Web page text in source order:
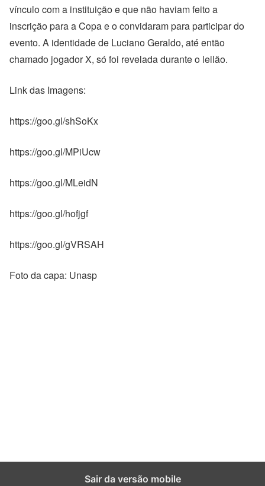
vínculo com a instituição e que não haviam feito a
inscrição para a Copa e o convidaram para participar do
evento. A identidade de Luciano Geraldo, até então
chamado jogador X, só foi revelada durante o leilão.
Link das Imagens:
https://goo.gl/shSoKx
https://goo.gl/MPiUcw
https://goo.gl/MLeidN
https://goo.gl/hofjgf
https://goo.gl/gVRSAH
Foto da capa: Unasp
Sair da versão mobile